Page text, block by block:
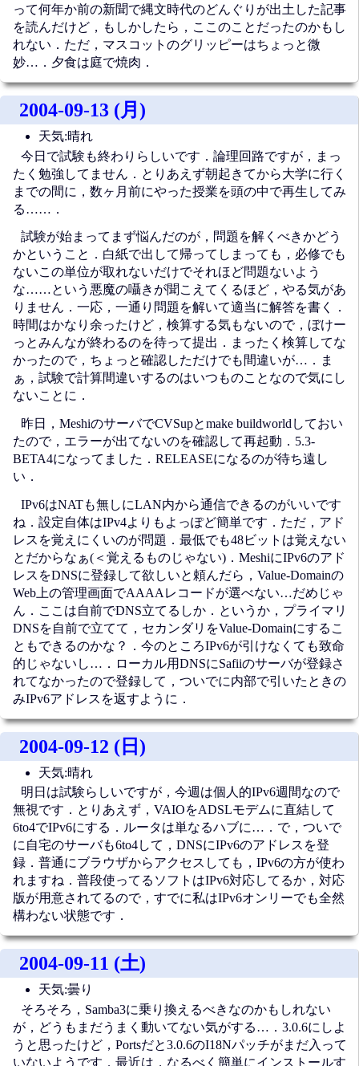
って何年か前の新聞で縄文時代のどんぐりが出土した記事
を読んだけど，もしかしたら，ここのことだったのかもし
れない．ただ，マスコットのグリッピーはちょっと微
妙…．夕食は庭で焼肉．
2004-09-13 (月)
天気:晴れ
今日で試験も終わりらしいです．論理回路ですが，まっ
たく勉強してません．とりあえず朝起きてから大学に行く
までの間に，数ヶ月前にやった授業を頭の中で再生してみ
る……．
試験が始まってまず悩んだのが，問題を解くべきかどう
かということ．白紙で出して帰ってしまっても，必修でも
ないこの単位が取れないだけでそれほど問題ないよう
な……という悪魔の囁きが聞こえてくるほど，やる気があ
りません．一応，一通り問題を解いて適当に解答を書く．
時間はかなり余ったけど，検算する気もないので，ぼけー
っとみんなが終わるのを待って提出．まったく検算してな
かったので，ちょっと確認しただけでも間違いが…．ま
ぁ，試験で計算間違いするのはいつものことなので気にし
ないことに．
昨日，MeshiのサーバでCVSupとmake buildworldしておい
たので，エラーが出てないのを確認して再起動．5.3-
BETA4になってました．RELEASEになるのが待ち遠し
い．
IPv6はNATも無しにLAN内から通信できるのがいいです
ね．設定自体はIPv4よりもよっぽど簡単です．ただ，アド
レスを覚えにくいのが問題．最低でも48ビットは覚えない
とだからなぁ(＜覚えるものじゃない)．MeshiにIPv6のアド
レスをDNSに登録して欲しいと頼んだら，Value-Domainの
Web上の管理画面でAAAAレコードが選べない…だめじゃ
ん．ここは自前でDNS立てるしか．というか，プライマリ
DNSを自前で立てて，セカンダリをValue-Domainにするこ
ともできるのかな？．今のところIPv6が引けなくても致命
的じゃないし…．ローカル用DNSにSafiiのサーバが登録さ
れてなかったので登録して，ついでに内部で引いたときの
みIPv6アドレスを返すように．
2004-09-12 (日)
天気:晴れ
明日は試験らしいですが，今週は個人的IPv6週間なので
無視です．とりあえず，VAIOをADSLモデムに直結して
6to4でIPv6にする．ルータは単なるハブに…．で，ついで
に自宅のサーバも6to4して，DNSにIPv6のアドレスを登
録．普通にブラウザからアクセスしても，IPv6の方が使わ
れますね．普段使ってるソフトはIPv6対応してるか，対応
版が用意されてるので，すでに私はIPv6オンリーでも全然
構わない状態です．
2004-09-11 (土)
天気:曇り
そろそろ，Samba3に乗り換えるべきなのかもしれない
が，どうもまだうまく動いてない気がする…．3.0.6にしよ
うと思ったけど，Portsだと3.0.6のI18Nパッチがまだ入って
いないようです．最近は，なるべく簡単にインストールす